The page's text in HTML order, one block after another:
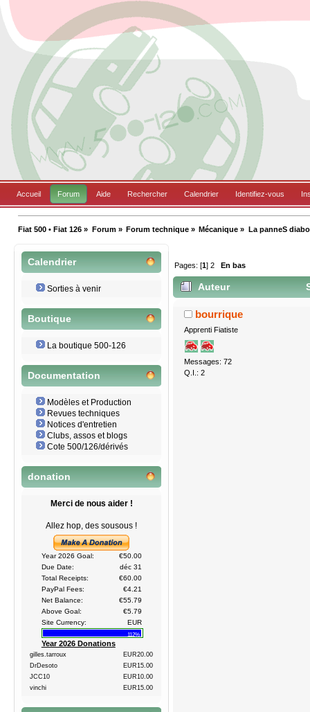
Accueil Forum Aide Rechercher Calendrier Identifiez-vous
Fiat 500 • Fiat 126 » Forum» Forum technique» Mécanique » La panneS
Calendrier
Sorties à venir
Boutique
La boutique 500-126
Documentation
Modèles et Production
Revues techniques
Notices d'entretien
Clubs, assos et blogs
Cote 500/126/dérivés
donation
Merci de nous aider !
Allez hop, des sousous !
Year 2026 Goal:
€50.00
Due Date:
déc 31
Total Receipts:
€60.00
PayPal Fees:
€4.21
Net Balance:
€55.79
Above Goal:
€5.79
Site Currency:
EUR
112%
Year 2026 Donations
gilles.tarroux
EUR20.00
DrDesoto
EUR15.00
JCC10
EUR10.00
vinchi
EUR15.00
Pages: [1]2 En bas
Auteur
bourrique
Apprenti Fiatiste
Messages: 72
Q.I.: 2